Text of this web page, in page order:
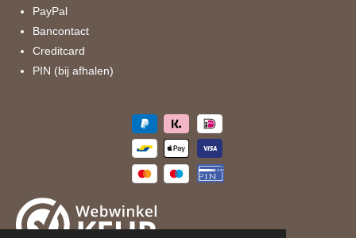
PayPal
Bancontact
Creditcard
PIN (bij afhalen)